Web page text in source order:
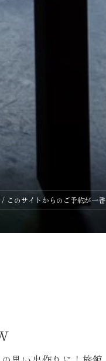
/ このサイトからのご予約が一